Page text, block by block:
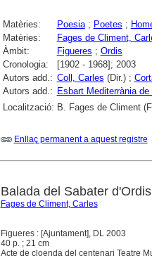
Matèries: Poesia; Poetes ;
Matèries:
Fages de Climent,
Àmbit:
Figueres ; Ordis
Cronologia:
[1902 - 1968]; 2003
Autors add.: Coll, Carles (Dir.) ;
Autors add.: Esbart Mediterrània de
Localització: B. Fages de Climent
Enllaç permanent a aquest registre
Balada del Sabater d'Ordis
Fages de Climent, Carles
Figueres : [Ajuntament], DL 2003
40 p. ; 21 cm
Acte de cloenda del centenari Teatre